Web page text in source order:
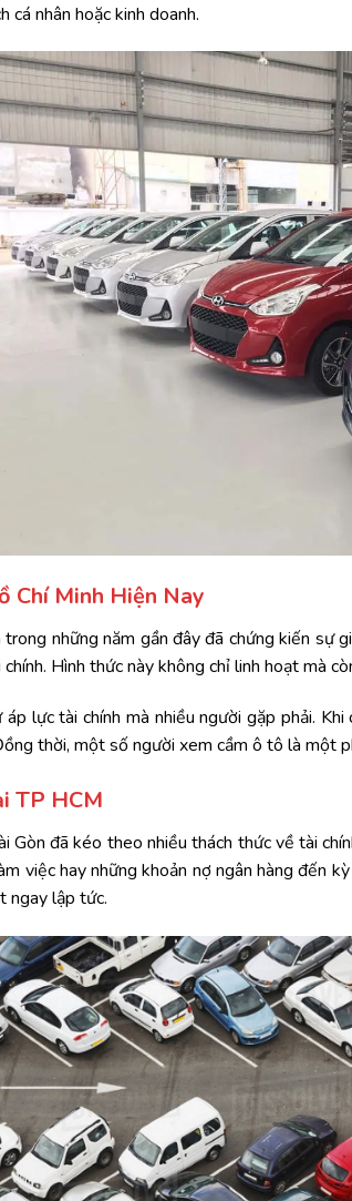
cá nhân hoặc kinh doanh.
Chí Minh Hiện Nay
những năm gần đây đã chứng kiến sự
Hình thức này không chỉ linh hoạt mà
lực tài chính mà nhiều người gặp phải.
thời, một số người xem cầm ô tô là một
TP HCM
Gòn đã kéo theo nhiều thách thức về tài
việc hay những khoản nợ ngân hàng đến
ngay lập tức.